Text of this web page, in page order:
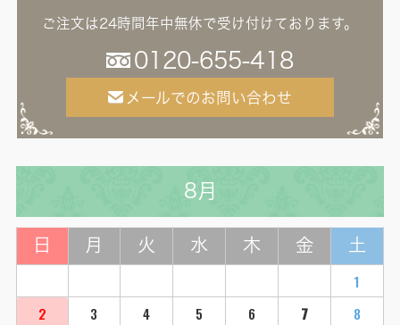
ご注文は24時間年中無休で受け付けております。
0120-655-418
メールでのお問い合わせ
8月
日 月 火 水 木 金 土
1
2
3 4 5 6 7
8